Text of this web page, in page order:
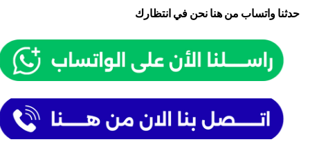
حدثنا واتساب من هنا نحن في انتظارك